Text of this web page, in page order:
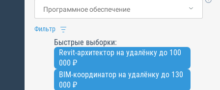
Фильтр
Быстрые выборки:
Revit-архитектор на удалёнку до 100
000 ₽
BIM-координатор на удалёнку до 130
000 ₽